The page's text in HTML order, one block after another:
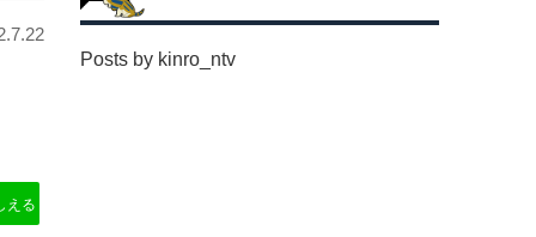
える
Posts by kinro_ntv